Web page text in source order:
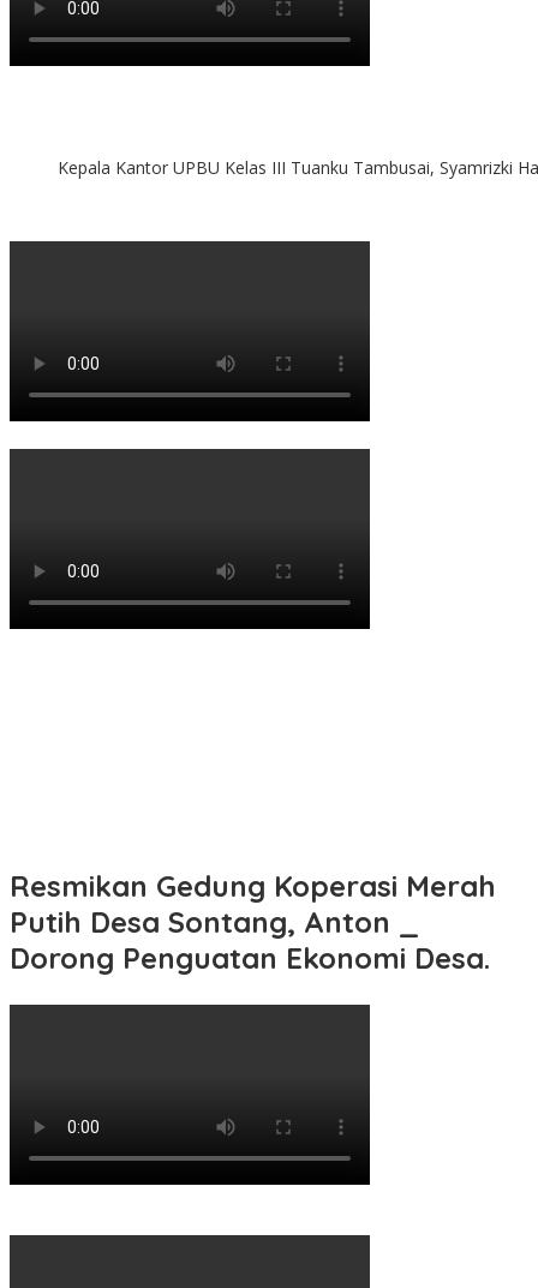
Kepala Kantor UPBU Kelas III Tuanku Tambusai, Syamrizki
Resmikan Gedung Koperasi Merah
Putih Desa Sontang, Anton _
Dorong Penguatan Ekonomi Desa.